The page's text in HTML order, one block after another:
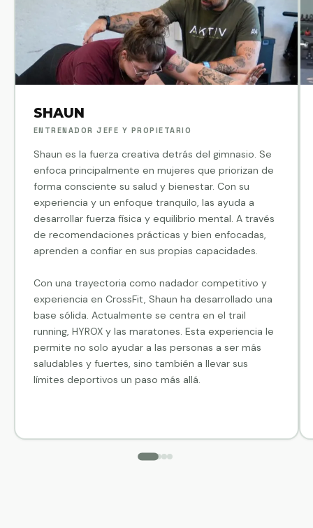
SHAUN
ENTRENADOR JEFE Y PROPIETARIO
Shaun es la fuerza creativa detrás del gimnasio. Se
enfoca principalmente en mujeres que priorizan de
forma consciente su salud y bienestar. Con su
experiencia y un enfoque tranquilo, las ayuda a
desarrollar fuerza física y equilibrio mental. A través
de recomendaciones prácticas y bien enfocadas,
aprenden a confiar en sus propias capacidades.
Con una trayectoria como nadador competitivo y
experiencia en CrossFit, Shaun ha desarrollado una
base sólida. Actualmente se centra en el trail
running, HYROX y las maratones. Esta experiencia le
permite no solo ayudar a las personas a ser más
saludables y fuertes, sino también a llevar sus
límites deportivos un paso más allá.